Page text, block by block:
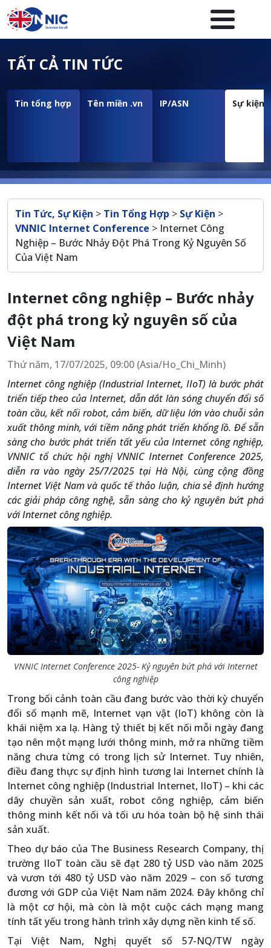
Nhảy đến nội dung
Menuheader của website
TẤT CẢ TIN TỨC
Tin tổng hợp Tên miền .vn IP/ASN Sự kiện
Breadcrumb
Tin Tức, Sự Kiện > Tin Tổng Hợp > Sự Kiện >
VNNIC Internet Conference > Internet Công
Nghiệp – Bước Nhảy Đột Phá Trong Kỷ Nguyên Số
Của Việt Nam
Internet công nghiệp – Bước nhảy
đột phá trong kỷ nguyên số của
Việt Nam
Thứ năm, 17/07/2025, 09:00 (Asia/Ho_Chi_Minh)
Internet công nghiệp (Industrial Internet, IIoT) là bước phát
triển tiếp theo của Internet, dẫn dắt làn sóng chuyển đổi số
toàn cầu, kết nối robot, cảm biến, dữ liệu lớn vào chuỗi sản
xuất thông minh, với tiềm năng phát triển khổng lồ. Để sẵn
sàng cho bước phát triển tất yếu của Internet công nghiệp,
VNNIC tổ chức hội nghị VNNIC Internet Conference 2025,
diễn ra vào ngày 25/7/2025 tại Hà Nội, cùng cộng đồng
Internet Việt Nam và quốc tế thảo luận, chia sẻ định hướng
các giải pháp công nghệ, sẵn sàng cho kỷ nguyên bứt phá
với Internet công nghiệp.
VNNIC Internet Conference 2025- Kỷ nguyên bứt phá với Internet
công nghiệp
Trong bối cảnh toàn cầu đang bước vào thời kỳ chuyển
đổi số mạnh mẽ, Internet vạn vật (IoT) không còn là
khái niệm xa lạ. Hàng tỷ thiết bị kết nối mỗi ngày đang
tạo nên một mạng lưới thông minh, mở ra những tiềm
năng chưa từng có trong lịch sử Internet. Tuy nhiên,
điều đang thực sự định hình tương lai Internet chính là
Internet công nghiệp (Industrial Internet, IIoT) – khi các
dây chuyền sản xuất, robot công nghiệp, cảm biến
thông minh kết nối và tối ưu hóa toàn bộ hệ sinh thái
sản xuất.
Theo dự báo của The Business Research Company, thị
trường IIoT toàn cầu sẽ đạt 280 tỷ USD vào năm 2025
và vươn tới 480 tỷ USD vào năm 2029 – con số tương
đương với GDP của Việt Nam năm 2024. Đây không chỉ
là một cơ hội, mà còn là một cuộc cách mạng mang
tính tất yếu trong hành trình xây dựng nền kinh tế số.
Tại Việt Nam, Nghị quyết số 57-NQ/TW ngày